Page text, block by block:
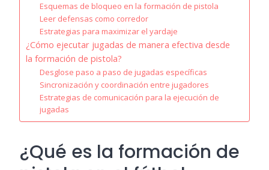
Esquemas de bloqueo en la formación de pistola
Leer defensas como corredor
Estrategias para maximizar el yardaje
¿Cómo ejecutar jugadas de manera efectiva desde
la formación de pistola?
Desglose paso a paso de jugadas específicas
Sincronización y coordinación entre jugadores
Estrategias de comunicación para la ejecución de
jugadas
¿Qué es la formación de